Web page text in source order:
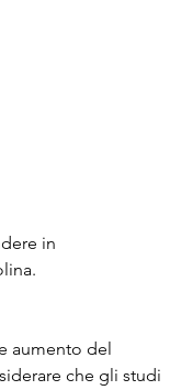
aumento del
che gli studi